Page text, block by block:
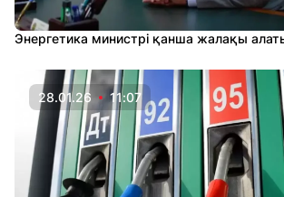
Энергетика министрі қанша жалақы
28.01.26 11:07